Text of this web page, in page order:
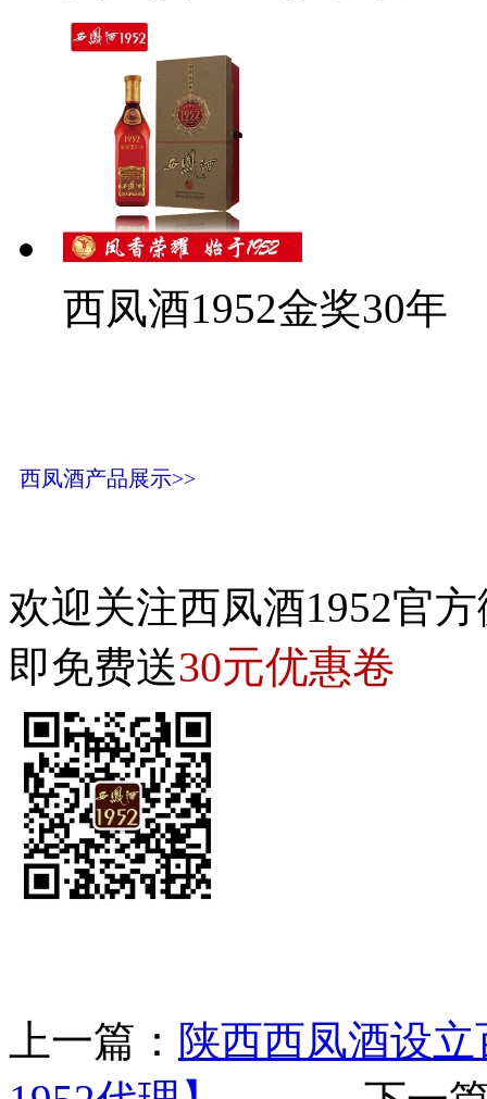
西凤酒1952金奖30年
西凤酒产品展示>>
欢迎关注西凤酒1952官
即免费送30元优惠卷
上一篇： 陕西西凤酒设